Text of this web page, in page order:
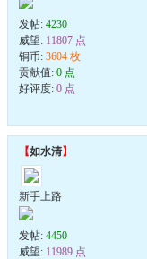
发帖: 4230
威望: 11807 点
铜币: 3604 枚
贡献值: 0 点
好评度: 0 点
【如水清】
新手上路
发帖: 4450
威望: 11989 点